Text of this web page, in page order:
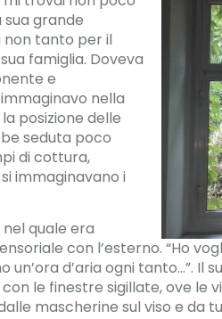
grande
non tanto per il
famiglia. Doveva
e
nella
posizione delle
seduta poco
di cottura,
immaginavano i
quale era
con l’esterno. “Ho
d’aria ogni tanto…”. Il
le finestre sigillate, ove le
mascherine sul viso e da